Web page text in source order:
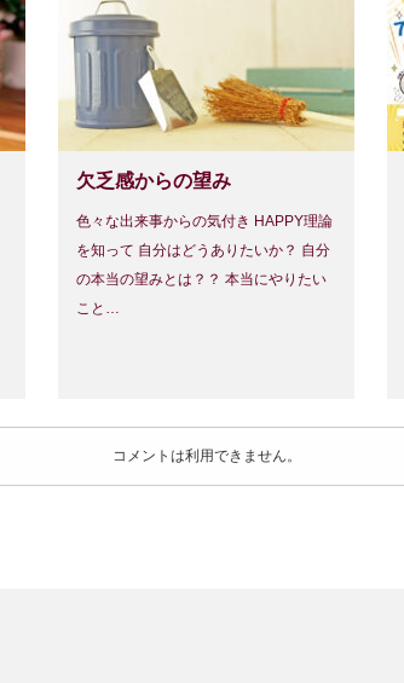
欠乏感からの望み
色々な出来事からの気付き HAPPY理論
を知って 自分はどうありたいか？ 自分
の本当の望みとは？？ 本当にやりたい
こと…
コメントは利用できません。